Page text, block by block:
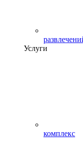
Услуги
комплекс